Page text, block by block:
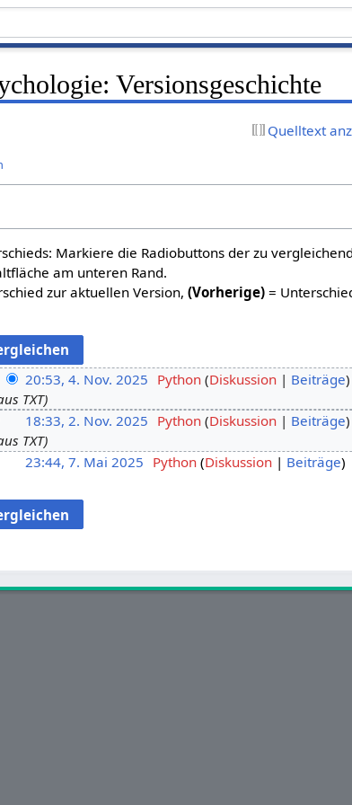
Versionsgeschichte
Quelltext
Markiere die Radiobuttons der zu
am unteren Rand.
zur aktuellen Version,(Vorherige) =
20:53, 4. Nov. 2025 Python Diskussion Beiträge
TXT
18:33, 2. Nov. 2025 Python Diskussion Beiträge
TXT
23:44, 7. Mai 2025 Python Diskussion Beiträge